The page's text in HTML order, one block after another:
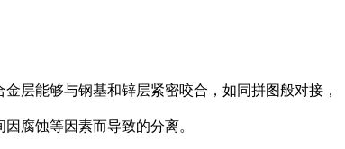
层能够与钢基和锌层紧密咬合，如同拼图般对接，
腐蚀等因素而导致的分离。